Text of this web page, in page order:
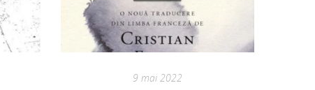
9 mai 2022